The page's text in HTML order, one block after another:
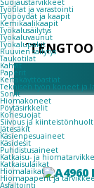
Suojaustarvikkeet
Työtilat ja varastointi
Työpöydät ja kaapit
Kemikaalikaapit
Työkalusäilytys
Työkaluvaunut
Työkalupakit
Ruuvien säilytys
Taukotilat
Kahvit
Paperit
Kertakäyttöastiat
Teknisen työn koneet ja
Sorvit
Hiomakoneet
Pöytäsirkkelit
Konesuojat
Siivous ja
Jätesäkit
Käsienpesuaineet
Käsidesit
Puhdistusaineet
Katkaisu- ja
Katkaisulaikat
Hiomalaikat
Hiomapaperit ja
Asfaltointi